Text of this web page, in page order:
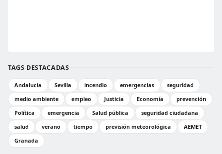
TAGS DESTACADAS
Andalucía Sevilla incendio emergencias
seguridad
medio ambiente
empleo Justicia Economía
prevención
Política
emergencia Salud pública
seguridad ciudadana
salud
verano tiempo previsión meteorológica
AEMET
Granada